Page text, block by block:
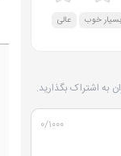
بسیار خوب عالی
به اشتراک بگذارید.
۰/۱۰۰۰